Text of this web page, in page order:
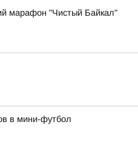
марафон "Чистый Байкал"
в мини-футбол